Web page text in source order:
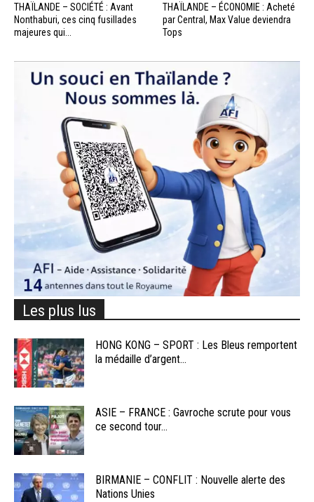
THAÏLANDE – SOCIÉTÉ : Avant
Nonthaburi, ces cinq fusillades
majeures qui...
THAÏLANDE – ÉCONOMIE : Acheté
par Central, Max Value deviendra
Tops
Les plus lus
HONG KONG – SPORT : Les Bleus remportent
la médaille d’argent...
ASIE – FRANCE : Gavroche scrute pour vous
ce second tour...
BIRMANIE – CONFLIT : Nouvelle alerte des
Nations Unies